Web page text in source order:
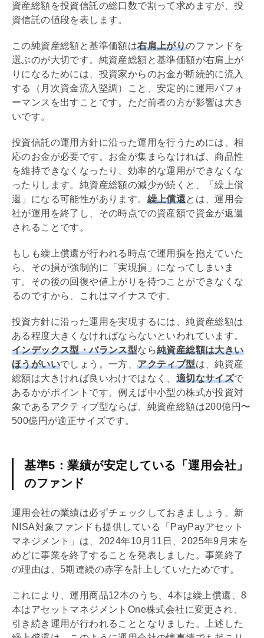
資産総額を投資信託の総口数で割って求めますが、投
資信託の値段を表します。
この純資産総額と基準価額は右肩上がりのファンドを
選ぶのが大切です。純資産総額と基準価額が右肩上が
りになるためには、投資家からのお金が断続的に流入
する（月次資金流入堅調）こと、安定的に運用パフォ
ーマンスを出すことです。ただ前者の方が影響は大き
いです。
投資信託の運用方針に沿った運用を行うためには、相
応のお金が必要です。お金が集まらなければ、商品性
を維持できなくなったり、効率的な運用ができなくな
ったりします。純資産総額の減少が続くと、「繰上償
還」になる可能性があります。 繰上償還とは、運用会
社が運用を終了し、その時点での資産額で資金が返還
されることです。
もしも繰上償還が行われる時点で運用損を抱えていた
ら、その損が強制的に「実現損」になってしまいま
す。その後の回復や値上がりを待つことができなくな
るのですから、これはマイナスです。
投資方針に沿った運用を実現するには、純資産総額は
ある程度大きくなければならないといわれています。
インデックス型・バランス型なら純資産総額は大きい
ほうがいいでしょう。一方、アクティブ型は、純資産
総額は大きければ良いわけではなく、 適切なサイズで
あるかがポイントです。例えば中小型の株式が投資対
象であるアクティブ型ならば、純資産総額は200億円〜
500億円が適正サイズです。
基準5：業績が安定している「運用会社」
のファンド
運用会社の業績は必ずチェックしておきましょう。新
NISA対象ファンドも提供している「PayPayアセット
マネジメント 」は、2024年10月11日、2025年9月末を
めどに事業を終了することを発表しました。事業終了
の理由は、5期連続の赤字を計上していたためです。
これにより、運用商品12本のうち、4本は繰上償還、8
本はアセットマネジメント One株式会社に変更され、
引き続き運用が行われることとなりました。上述した